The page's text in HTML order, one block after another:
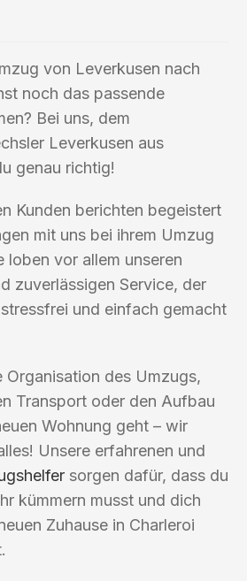
von Leverkusen nach
noch das passende
Bei uns, dem
Leverkusen aus
genau richtig!
Kunden berichten begeistert
mit uns bei ihrem Umzug
loben vor allem unseren
zuverlässigen Service, der
und einfach gemacht
Organisation des Umzugs,
Transport oder den Aufbau
Wohnung geht – wir
Unsere erfahrenen und
sorgen dafür, dass du
kümmern musst und dich
Zuhause in Charleroi